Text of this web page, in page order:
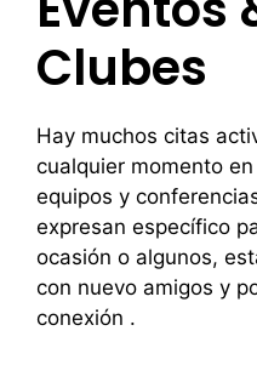
Clubes
Hay muchos citas
cualquier momento
equipos y
expresan específico
ocasión o algunos,
con nuevo amigos y
conexión .